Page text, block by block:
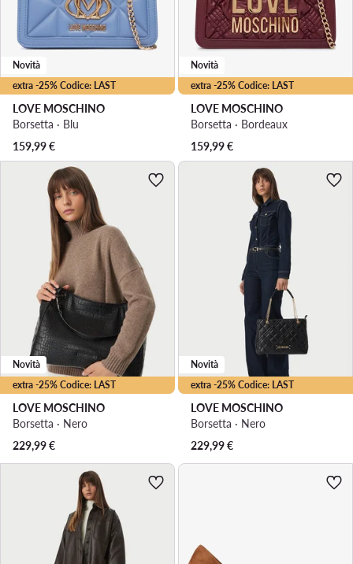
extra -25% Codice: LAST
Novità
LOVE MOSCHINO
Borsetta · Blu
159,99€
extra -25% Codice: LAST
Novità
LOVE MOSCHINO
Borsetta · Bordeaux
159,99€
extra -25% Codice: LAST
Novità
LOVE MOSCHINO
Borsetta · Nero
229,99€
extra -25% Codice: LAST
Novità
LOVE MOSCHINO
Borsetta · Nero
229,99€